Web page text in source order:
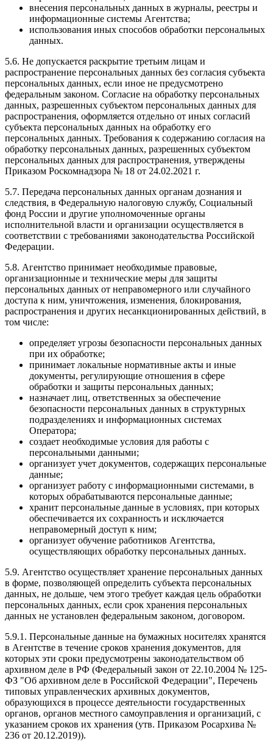
внесения персональных данных в журналы, реестры и
информационные системы Агентства;
использования иных способов обработки персональных
данных.
5.6. Не допускается раскрытие третьим лицам и
распространение персональных данных без согласия субъекта
персональных данных, если иное не предусмотрено
федеральным законом. Согласие на обработку персональных
данных, разрешенных субъектом персональных данных для
распространения, оформляется отдельно от иных согласий
субъекта персональных данных на обработку его
персональных данных. Требования к содержанию согласия на
обработку персональных данных, разрешенных субъектом
персональных данных для распространения, утверждены
Приказом Роскомнадзора № 18 от 24.02.2021 г.
5.7. Передача персональных данных органам дознания и
следствия, в Федеральную налоговую службу, Социальный
фонд России и другие уполномоченные органы
исполнительной власти и организации осуществляется в
соответствии с требованиями законодательства Российской
Федерации.
5.8. Агентство принимает необходимые правовые,
организационные и технические меры для защиты
персональных данных от неправомерного или случайного
доступа к ним, уничтожения, изменения, блокирования,
распространения и других несанкционированных действий, в
том числе:
определяет угрозы безопасности персональных данных
при их обработке;
принимает локальные нормативные акты и иные
документы, регулирующие отношения в сфере
обработки и защиты персональных данных;
назначает лиц, ответственных за обеспечение
безопасности персональных данных в структурных
подразделениях и информационных системах
Оператора;
создает необходимые условия для работы с
персональными данными;
организует учет документов, содержащих персональные
данные;
организует работу с информационными системами, в
которых обрабатываются персональные данные;
хранит персональные данные в условиях, при которых
обеспечивается их сохранность и исключается
неправомерный доступ к ним;
организует обучение работников Агентства,
осуществляющих обработку персональных данных.
5.9. Агентство осуществляет хранение персональных данных
в форме, позволяющей определить субъекта персональных
данных, не дольше, чем этого требует каждая цель обработки
персональных данных, если срок хранения персональных
данных не установлен федеральным законом, договором.
5.9.1. Персональные данные на бумажных носителях хранятся
в Агентстве в течение сроков хранения документов, для
которых эти сроки предусмотрены законодательством об
архивном деле в РФ (Федеральный закон от 22.10.2004 № 125-
ФЗ "Об архивном деле в Российской Федерации", Перечень
типовых управленческих архивных документов,
образующихся в процессе деятельности государственных
органов, органов местного самоуправления и организаций, с
указанием сроков их хранения (утв. Приказом Росархива №
236 от 20.12.2019)).